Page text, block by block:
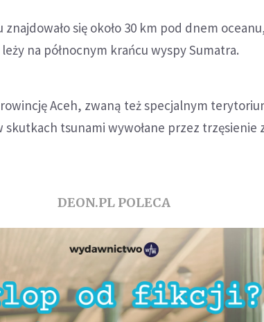
się około 30 km pod dnem
na północnym krańcu wyspy Sumatra.
Aceh, zwaną też specjalnym
skutkach tsunami wywołane przez trzęsienie
DEON.PL POLECA